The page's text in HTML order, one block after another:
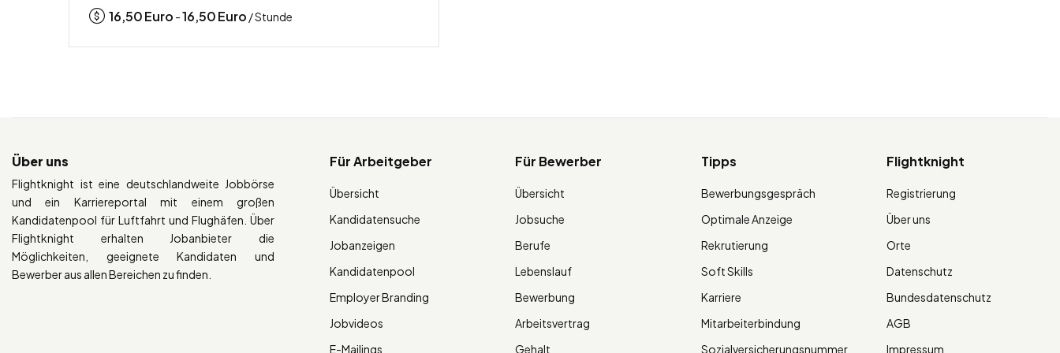
16,50Euro -16,50Euro / Stunde
Über uns
Flightknight ist eine deutschlandweite Jobbörse
und ein Karriereportal mit einem großen
Kandidatenpool für Luftfahrt und Flughäfen. Über
Flightknight erhalten Jobanbieter die
Möglichkeiten, geeignete Kandidaten und
Bewerber aus allen Bereichen zu finden.
Für Arbeitgeber
Übersicht
Kandidatensuche
Jobanzeigen
Kandidatenpool
Employer Branding
Jobvideos
E-Mailings
Für Bewerber
Übersicht
Jobsuche
Berufe
Lebenslauf
Bewerbung
Arbeitsvertrag
Gehalt
Tipps
Bewerbungsgespräch
Optimale Anzeige
Rekrutierung
Soft Skills
Karriere
Mitarbeiterbindung
Sozialversicherungsnummer
Flightknight
Registrierung
Über uns
Orte
Datenschutz
Bundesdatenschutz
AGB
Impressum